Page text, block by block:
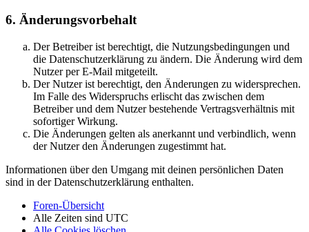
6. Änderungsvorbehalt
Der Betreiber ist berechtigt, die Nutzungsbedingungen und
die Datenschutzerklärung zu ändern. Die Änderung wird dem
Nutzer per E-Mail mitgeteilt.
Der Nutzer ist berechtigt, den Änderungen zu widersprechen.
Im Falle des Widerspruchs erlischt das zwischen dem
Betreiber und dem Nutzer bestehende Vertragsverhältnis mit
sofortiger Wirkung.
Die Änderungen gelten als anerkannt und verbindlich, wenn
der Nutzer den Änderungen zugestimmt hat.
Informationen über den Umgang mit deinen persönlichen Daten
sind in der Datenschutzerklärung enthalten.
Foren-Übersicht
Alle Zeiten sind UTC